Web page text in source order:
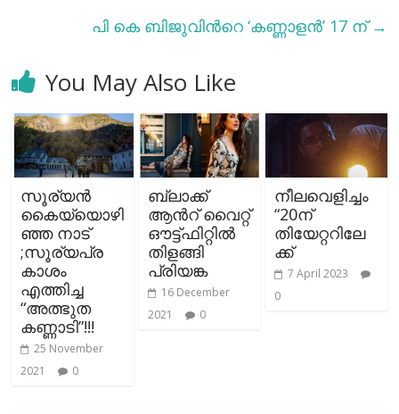
പി കെ ബിജുവിന്‍റെ ‘കണ്ണാളന്‍’ 17 ന്→
You May Also Like
സൂര്യൻ
കൈയ്യൊഴി
ഞ്ഞ നാട്
;സൂര്യപ്ര
കാശം
എത്തിച്ച
“അത്ഭുത
കണ്ണാടി”!!!
25 November
2021
0
ബ്ലാക്ക്
ആന്‍റ് വൈറ്റ്
ഔട്ട്ഫിറ്റില്‍
തിളങ്ങി
പ്രിയങ്ക
16 December
2021
0
നീലവെളിച്ചം
“20ന്
തിയേറ്ററിലേ
ക്ക്
7 April 2023
0